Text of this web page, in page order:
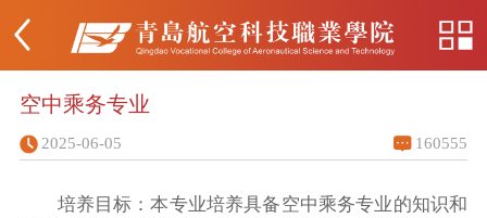
空中乘务专业
2025-06-05 160555
培养目标：本专业培养具备空中乘务专业的知识和